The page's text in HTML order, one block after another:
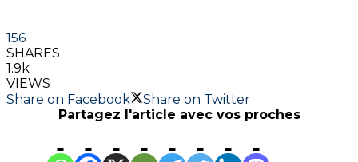
156
SHARES
1.9k
VIEWS
Share on Facebook
Share on Twitter
Partagez l'article avec vos proches